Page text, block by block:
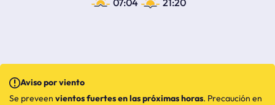
07:04 21:20
Aviso por viento
Se preveen vientos fuertes en las próximas horas. Precaución en